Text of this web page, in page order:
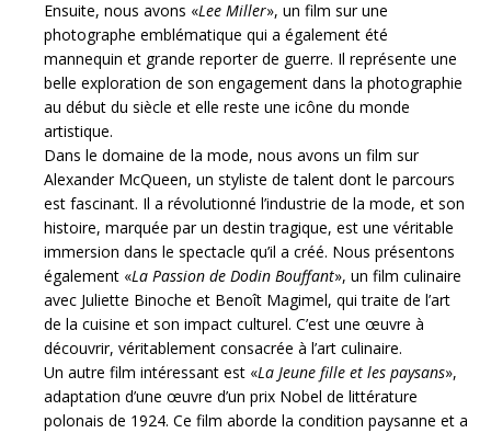
Ensuite, nous avons «Lee Miller», un film sur une
photographe emblématique qui a également été
mannequin et grande reporter de guerre. Il représente une
belle exploration de son engagement dans la photographie
au début du siècle et elle reste une icône du monde
artistique.
Dans le domaine de la mode, nous avons un film sur
Alexander McQueen, un styliste de talent dont le parcours
est fascinant. Il a révolutionné l’industrie de la mode, et son
histoire, marquée par un destin tragique, est une véritable
immersion dans le spectacle qu’il a créé. Nous présentons
également «La Passion de Dodin Bouffant», un film culinaire
avec Juliette Binoche et Benoît Magimel, qui traite de l’art
de la cuisine et son impact culturel. C’est une œuvre à
découvrir, véritablement consacrée à l’art culinaire.
Un autre film intéressant est «La Jeune fille et les paysans»,
adaptation d’une œuvre d’un prix Nobel de littérature
polonais de 1924. Ce film aborde la condition paysanne et a